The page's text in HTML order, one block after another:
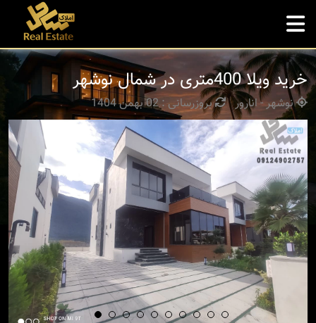
خرید ویلا 400متری در شمال نوشهر
نوشهر - انارور بروزرسانی : 02 بهمن 1404